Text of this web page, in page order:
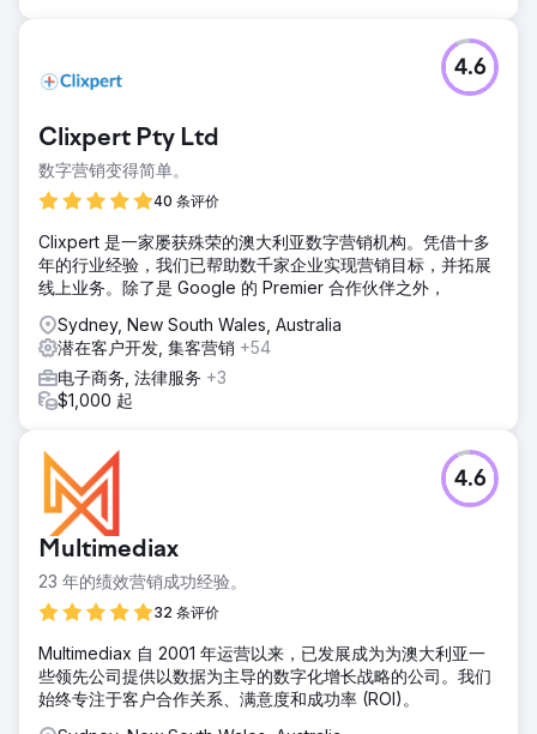
Clixpert Pty Ltd
数字营销变得简单。
40 条评价
4.6
Clixpert 是一家屡获殊荣的澳大利亚数字营销机构。凭借十多
年的行业经验，我们已帮助数千家企业实现营销目标，并拓展
线上业务。除了是 Google 的 Premier 合作伙伴之外，
Sydney, New South Wales, Australia
潜在客户开发, 集客营销 +54
电子商务, 法律服务 +3
$1,000 起
Multimediax
23 年的绩效营销成功经验。
32 条评价
4.6
Multimediax 自 2001 年运营以来，已发展成为为澳大利亚一
些领先公司提供以数据为主导的数字化增长战略的公司。我们
始终专注于客户合作关系、满意度和成功率 (ROI)。